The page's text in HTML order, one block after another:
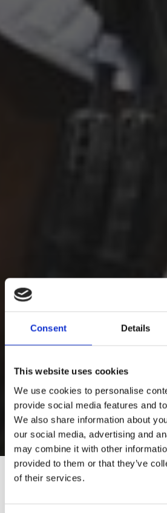
Consent Details
This website uses cookies
We use cookies to personalise
provide social media features and
We also share information about
our social media, advertising and
may combine it with other
provided to them or that they’ve
of their services.